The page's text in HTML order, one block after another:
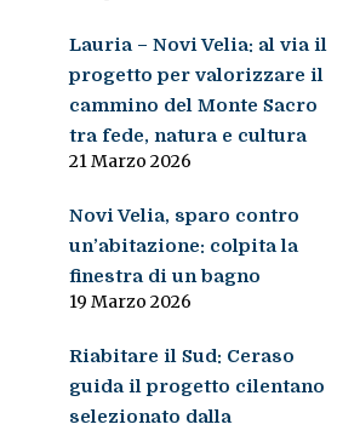
Lauria – Novi Velia: al via il
progetto per valorizzare il
cammino del Monte Sacro
tra fede, natura e cultura
21 Marzo 2026
Novi Velia, sparo contro
un’abitazione: colpita la
finestra di un bagno
19 Marzo 2026
Riabitare il Sud: Ceraso
guida il progetto cilentano
selezionato dalla